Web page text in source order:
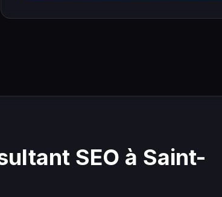
SEO à Saint-